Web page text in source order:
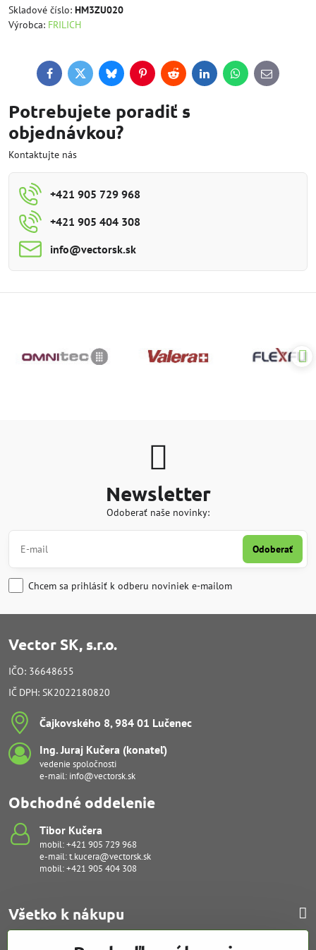
Skladové číslo: HM3ZU020
Výrobca: FRILICH
FacebookTwitterBlueskyPinterestReddit LinkedInWhatsApp
E-
mail
Potrebujete poradiť s
objednávkou?
Kontaktujte nás
+421 905 729 968
+421 905 404 308
info​@vectorsk​.sk
Newsletter
Odoberať naše novinky:
Odoberať
Chcem sa prihlásiť k odberu noviniek e-mailom
Vector SK, s.r.o.
IČO: 36648655
IČ DPH: SK2022180820
Čajkovského 8, 984 01 Lučenec
Ing​. Juraj Kučera (konateľ)
vedenie spoločnosti
e-mail: info@vectorsk.sk
Obchodné oddelenie
Tibor Kučera
mobil:+421 905 729 968
e-mail:t.kucera@vectorsk.sk
mobil:+421 905 404 308
Všetko k nákupu